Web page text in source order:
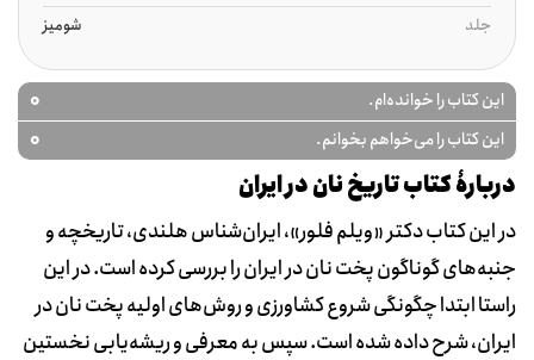
جلد
شومیز
این کتاب را خوانده‌ام. 0
این کتاب را می‌خواهم بخوانم. 0
دربارۀ کتاب تاریخ نان در ایران
در این کتاب دکتر «ویلم فلور»، ایران‌شناس هلندی، تاریخچه و
جنبه‌های گوناگون پخت نان در ایران را بررسی کرده است. در این
راستا ابتدا چگونگی شروع کشاورزی و روش‌های اولیه پخت نان در
ایران، شرح داده شده است. سپس به معرفی و ریشه‌یابی نخستین